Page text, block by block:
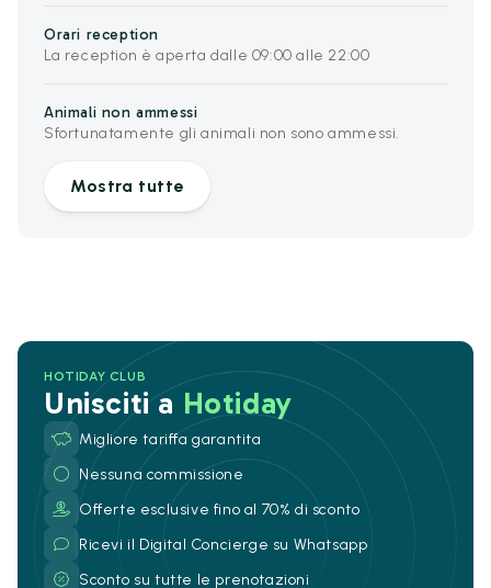
Orari reception
La reception è aperta dalle 09:00 alle 22:00
Animali non ammessi
Sfortunatamente gli animali non sono ammessi.
Mostra tutte
HOTIDAY CLUB
Unisciti a Hotiday
Migliore tariffa garantita
Nessuna commissione
Offerte esclusive fino al 70% di sconto
Ricevi il Digital Concierge su Whatsapp
Sconto su tutte le prenotazioni